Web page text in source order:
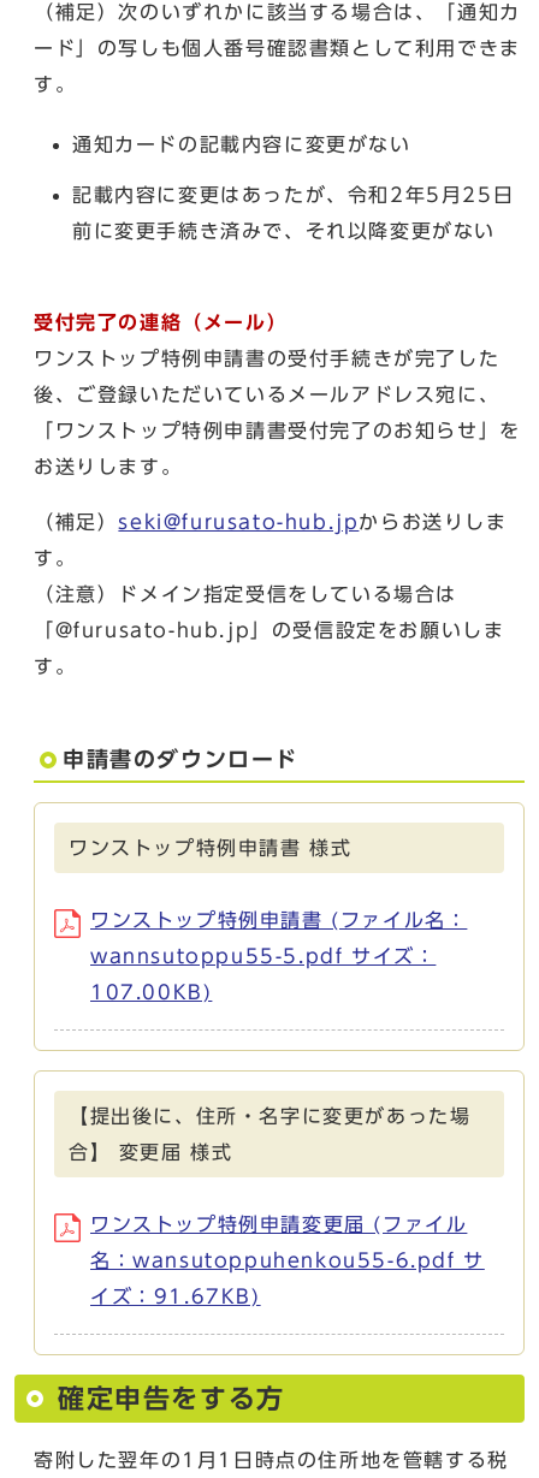
（補足）次のいずれかに該当する場合は、「通知カ
ード」の写しも個人番号確認書類として利用できま
す。
通知カードの記載内容に変更がない
記載内容に変更はあったが、令和2年5月25日
前に変更手続き済みで、それ以降変更がない
受付完了の連絡（メール）
ワンストップ特例申請書の受付手続きが完了した
後、ご登録いただいているメールアドレス宛に、
「ワンストップ特例申請書受付完了のお知らせ」を
お送りします。
（補足） seki@furusato-hub.jpからお送りしま
す。
（注意）ドメイン指定受信をしている場合は
「@furusato-hub.jp」の受信設定をお願いしま
す。
申請書のダウンロード
ワンストップ特例申請書 様式
ワンストップ特例申請書 (ファイル名：
wannsutoppu55-5.pdf サイズ：
107.00KB)
【提出後に、住所・名字に変更があった場
合】 変更届 様式
ワンストップ特例申請変更届 (ファイル
名：wansutoppuhenkou55-6.pdf サ
イズ：91.67KB)
確定申告をする方
寄附した翌年の1月1日時点の住所地を管轄する税